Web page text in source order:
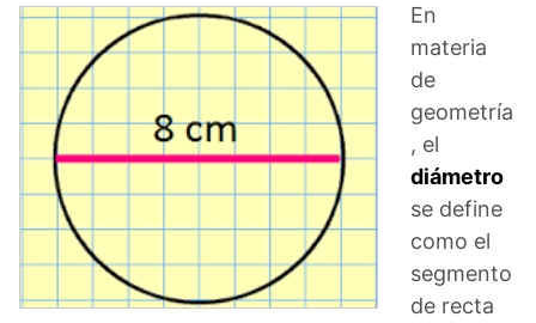
En
materia
de
geometría
, el
diámetro
se define
como el
segmento
de recta